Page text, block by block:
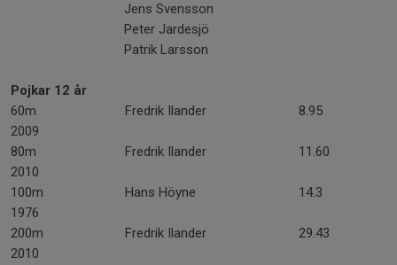
Jens Svensson
Peter Jardesjö
Patrik Larsson
Pojkar 12 år
60m Fredrik Ilander 8.95
2009
80m Fredrik Ilander 11.60
2010
100m Hans Höyne 14.3
1976
200m Fredrik Ilander 29.43
2010